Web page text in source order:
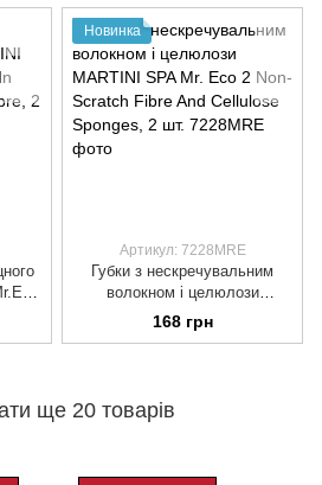
Новинка
Артикул: 7228MRE
Губки з нескречувальним
волокном і целюлози
MARTINI SPA Mr. Eco 2 Non-
Scratch Fibre And Cellulose
168 грн
ще 20 товарів